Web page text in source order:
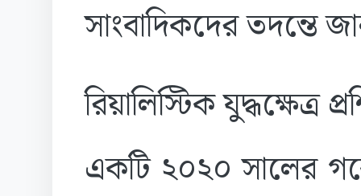
সাংবাদিকদের তদন্তে
রিয়ালিস্টিক যুদ্ধক্ষেত্র
একটি ২০২০ সালের